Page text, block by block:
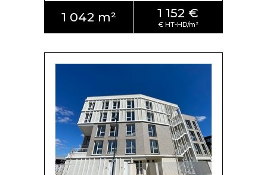
1 042 m² 1 152 €